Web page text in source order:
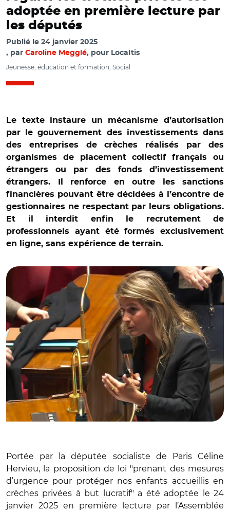
adoptée en première lecture par
les députés
Publié le 24 janvier 2025
par Caroline Megglé, pour Localtis
Jeunesse, éducation et formation, Social
Le texte instaure un mécanisme d’autorisation
par le gouvernement des investissements dans
des entreprises de crèches réalisés par des
organismes de placement collectif français ou
étrangers ou par des fonds d’investissement
étrangers. Il renforce en outre les sanctions
financières pouvant être décidées à l’encontre de
gestionnaires ne respectant par leurs obligations.
Et il interdit enfin le recrutement de
professionnels ayant été formés exclusivement
en ligne, sans expérience de terrain.
Portée par la députée socialiste de Paris Céline
Hervieu, la proposition de loi "prenant des mesures
d’urgence pour protéger nos enfants accueillis en
crèches privées à but lucratif" a été adoptée le 24
janvier 2025 en première lecture par l’Assemblée